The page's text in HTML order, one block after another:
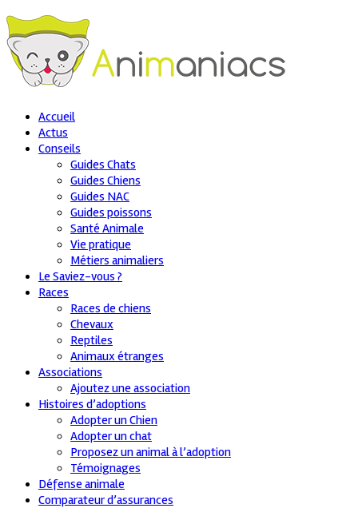
Accueil
Actus
Conseils
Guides Chats
Guides Chiens
Guides NAC
Guides poissons
Santé Animale
Vie pratique
Métiers animaliers
Le Saviez-vous ?
Races
Races de chiens
Chevaux
Reptiles
Animaux étranges
Associations
Ajoutez une association
Histoires d’adoptions
Adopter un Chien
Adopter un chat
Proposez un animal à l’adoption
Témoignages
Défense animale
Comparateur d’assurances